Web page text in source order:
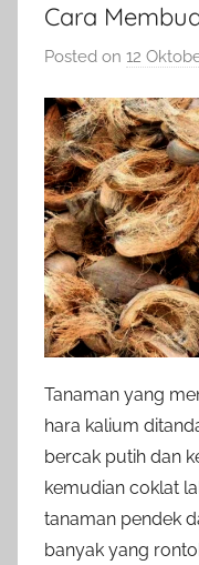
Cara
Posted on 12
Tanaman yang
hara kalium
bercak putih dan
kemudian coklat
tanaman pendek
banyak yang